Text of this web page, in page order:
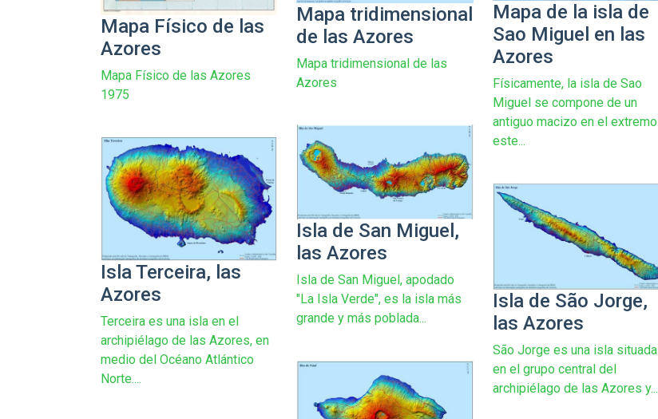
Mapa Físico de las
Azores
Mapa Físico de las Azores
1975
Mapa tridimensional
de las Azores
Mapa tridimensional de las
Azores
Mapa de la isla de
Sao Miguel en las
Azores
Físicamente, la isla de Sao
Miguel se compone de un
antiguo macizo en el extremo
este...
Isla de San Miguel,
las Azores
Isla de San Miguel, apodado
"La Isla Verde", es la isla más
grande y más poblada...
Isla Terceira, las
Azores
Terceira es una isla en el
archipiélago de las Azores, en
medio del Océano Atlántico
Norte....
Isla de São Jorge,
las Azores
São Jorge es una isla situada
en el grupo central del
archipiélago de las Azores y...